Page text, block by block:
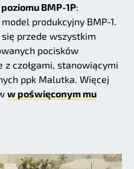
BMP-1P:
produkcyjny BMP-1.
przede wszystkim
pocisków
czołgami, stanowiącymi
ppk Malutka. Więcej
w poświęconym mu